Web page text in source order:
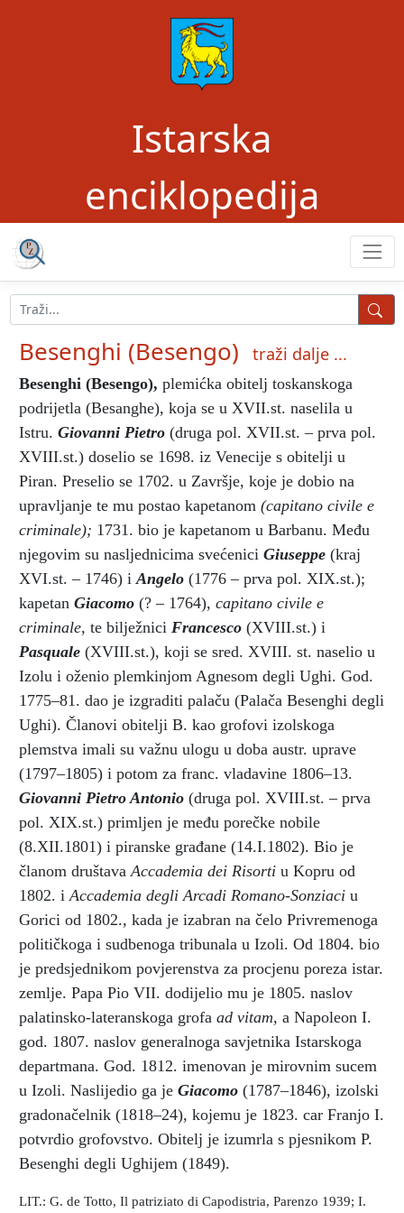
Istarska
enciklopedija
Besenghi (Besengo) traži dalje ...
Besenghi (Besengo), plemićka obitelj toskanskoga
podrijetla (Besanghe), koja se u XVII.st. naselila u
Istru. Giovanni Pietro (druga pol. XVII.st. – prva pol.
XVIII.st.) doselio se 1698. iz Venecije s obitelji u
Piran. Preselio se 1702. u Završje, koje je dobio na
upravljanje te mu postao kapetanom (capitano civile e
criminale); 1731. bio je kapetanom u Barbanu. Među
njegovim su nasljednicima svećenici Giuseppe (kraj
XVI.st. – 1746) i Angelo (1776 – prva pol. XIX.st.);
kapetan Giacomo (? – 1764), capitano civile e
criminale, te bilježnici Francesco (XVIII.st.) i
Pasquale (XVIII.st.), koji se sred. XVIII. st. naselio u
Izolu i oženio plemkinjom Agnesom degli Ughi. God.
1775–81. dao je izgraditi palaču (Palača Besenghi degli
Ughi). Članovi obitelji B. kao grofovi izolskoga
plemstva imali su važnu ulogu u doba austr. uprave
(1797–1805) i potom za franc. vladavine 1806–13.
Giovanni Pietro Antonio (druga pol. XVIII.st. – prva
pol. XIX.st.) primljen je među porečke nobile
(8.XII.1801) i piranske građane (14.I.1802). Bio je
članom društava Accademia dei Risorti u Kopru od
1802. i Accademia degli Arcadi Romano-Sonziaci u
Gorici od 1802., kada je izabran na čelo Privremenoga
političkoga i sudbenoga tribunala u Izoli. Od 1804. bio
je predsjednikom povjerenstva za procjenu poreza istar.
zemlje. Papa Pio VII. dodijelio mu je 1805. naslov
palatinsko-lateranskoga grofa ad vitam, a Napoleon I.
god. 1807. naslov generalnoga savjetnika Istarskoga
departmana. God. 1812. imenovan je mirovnim sucem
u Izoli. Naslijedio ga je Giacomo (1787–1846), izolski
gradonačelnik (1818–24), kojemu je 1823. car Franjo I.
potvrdio grofovstvo. Obitelj je izumrla s pjesnikom P.
Besenghi degli Ughijem (1849).
LIT.: G. de Totto, Il patriziato di Capodistria, Parenzo 1939; I.